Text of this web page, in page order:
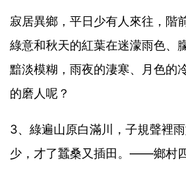
寂居異鄉，平日少有人來往，階
綠意和秋天的紅葉在迷濛雨色、
黯淡模糊，雨夜的淒寒、月色的
的磨人呢？
3、綠遍山原白滿川，子規聲裡
少，才了蠶桑又插田。——鄉村四